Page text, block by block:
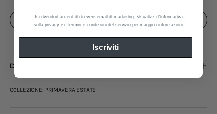
ACQUISTA ORA
Descrizione Prodotto
COLLEZIONE: PRIMAVERA ESTATE
Iscrivendoti accetti di ricevere email di marketing. Visualizza l'informativa
sulla privacy e i Termini e condizioni del servizio per maggiori informazioni.
Iscriviti